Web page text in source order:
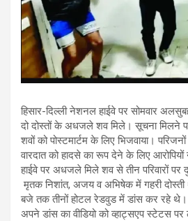
हिसार-दिल्ली नेशनल हाईवे पर सोमवार
दो दोस्तों के अधजले शव मिले। सूचना मिलने
शवों को पोस्टमार्टम के लिए भिजवाया।
वारदात को हादसे का रूप देने के लिए
हाईवे पर अधजले मिले शव से तीन परिवारों पर
मृतक निशांत, अजय व अभिषेक में गहरी दोस्ती
बजे तक तीनों होटल रेडवुड में डांस कर रहे थे।
अपने डांस का वीडियो को व्हाट्सएप स्टेटस